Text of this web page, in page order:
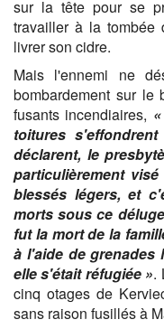
sur la tête pour se
travailler à la
livrer son cidre.
Mais l'ennemi ne
bombardement sur
fusants incendiaires,
toitures
déclarent, le
particulièrement
blessés légers, et
morts sous ce
fut la mort de la
à l'aide de grenades
elle s'était réfugiée ».
cinq otages de
sans raison fusillés à